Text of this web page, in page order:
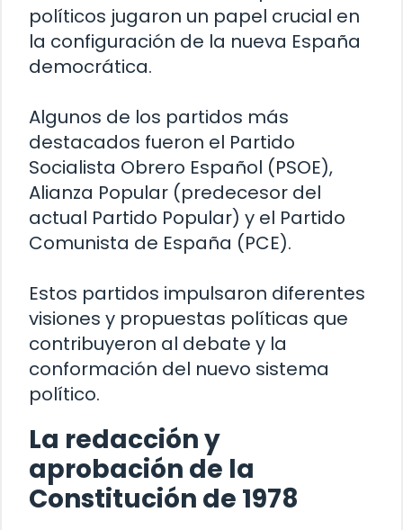
políticos jugaron un papel crucial en
la configuración de la nueva España
democrática.
Algunos de los partidos más
destacados fueron el Partido
Socialista Obrero Español (PSOE),
Alianza Popular (predecesor del
actual Partido Popular) y el Partido
Comunista de España (PCE).
Estos partidos impulsaron diferentes
visiones y propuestas políticas que
contribuyeron al debate y la
conformación del nuevo sistema
político.
La redacción y
aprobación de la
Constitución de 1978